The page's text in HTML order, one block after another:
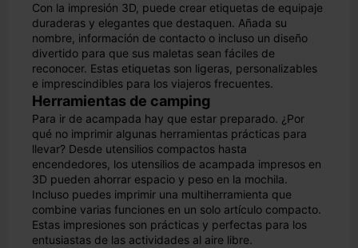
Con la impresión 3D, puede crear etiquetas de equipaje
duraderas y elegantes que destaquen. Añada su
nombre, información de contacto o incluso un diseño
divertido para que sus maletas sean fáciles de
reconocer. Estas etiquetas son ligeras, personalizables
e imprescindibles para los viajeros frecuentes.
Herramientas de camping
Para ir de acampada hay que estar preparado. ¿Por
qué no imprimir algunas herramientas prácticas para
llevar? Desde utensilios compactos hasta
encendedores, los utensilios de acampada impresos en
3D pueden ahorrar espacio y peso en la mochila.
Incluso puedes imprimir una multiherramienta que
combine varias funciones en un solo artículo compacto.
Estas impresiones son prácticas y perfectas para los
entusiastas de las actividades al aire libre.